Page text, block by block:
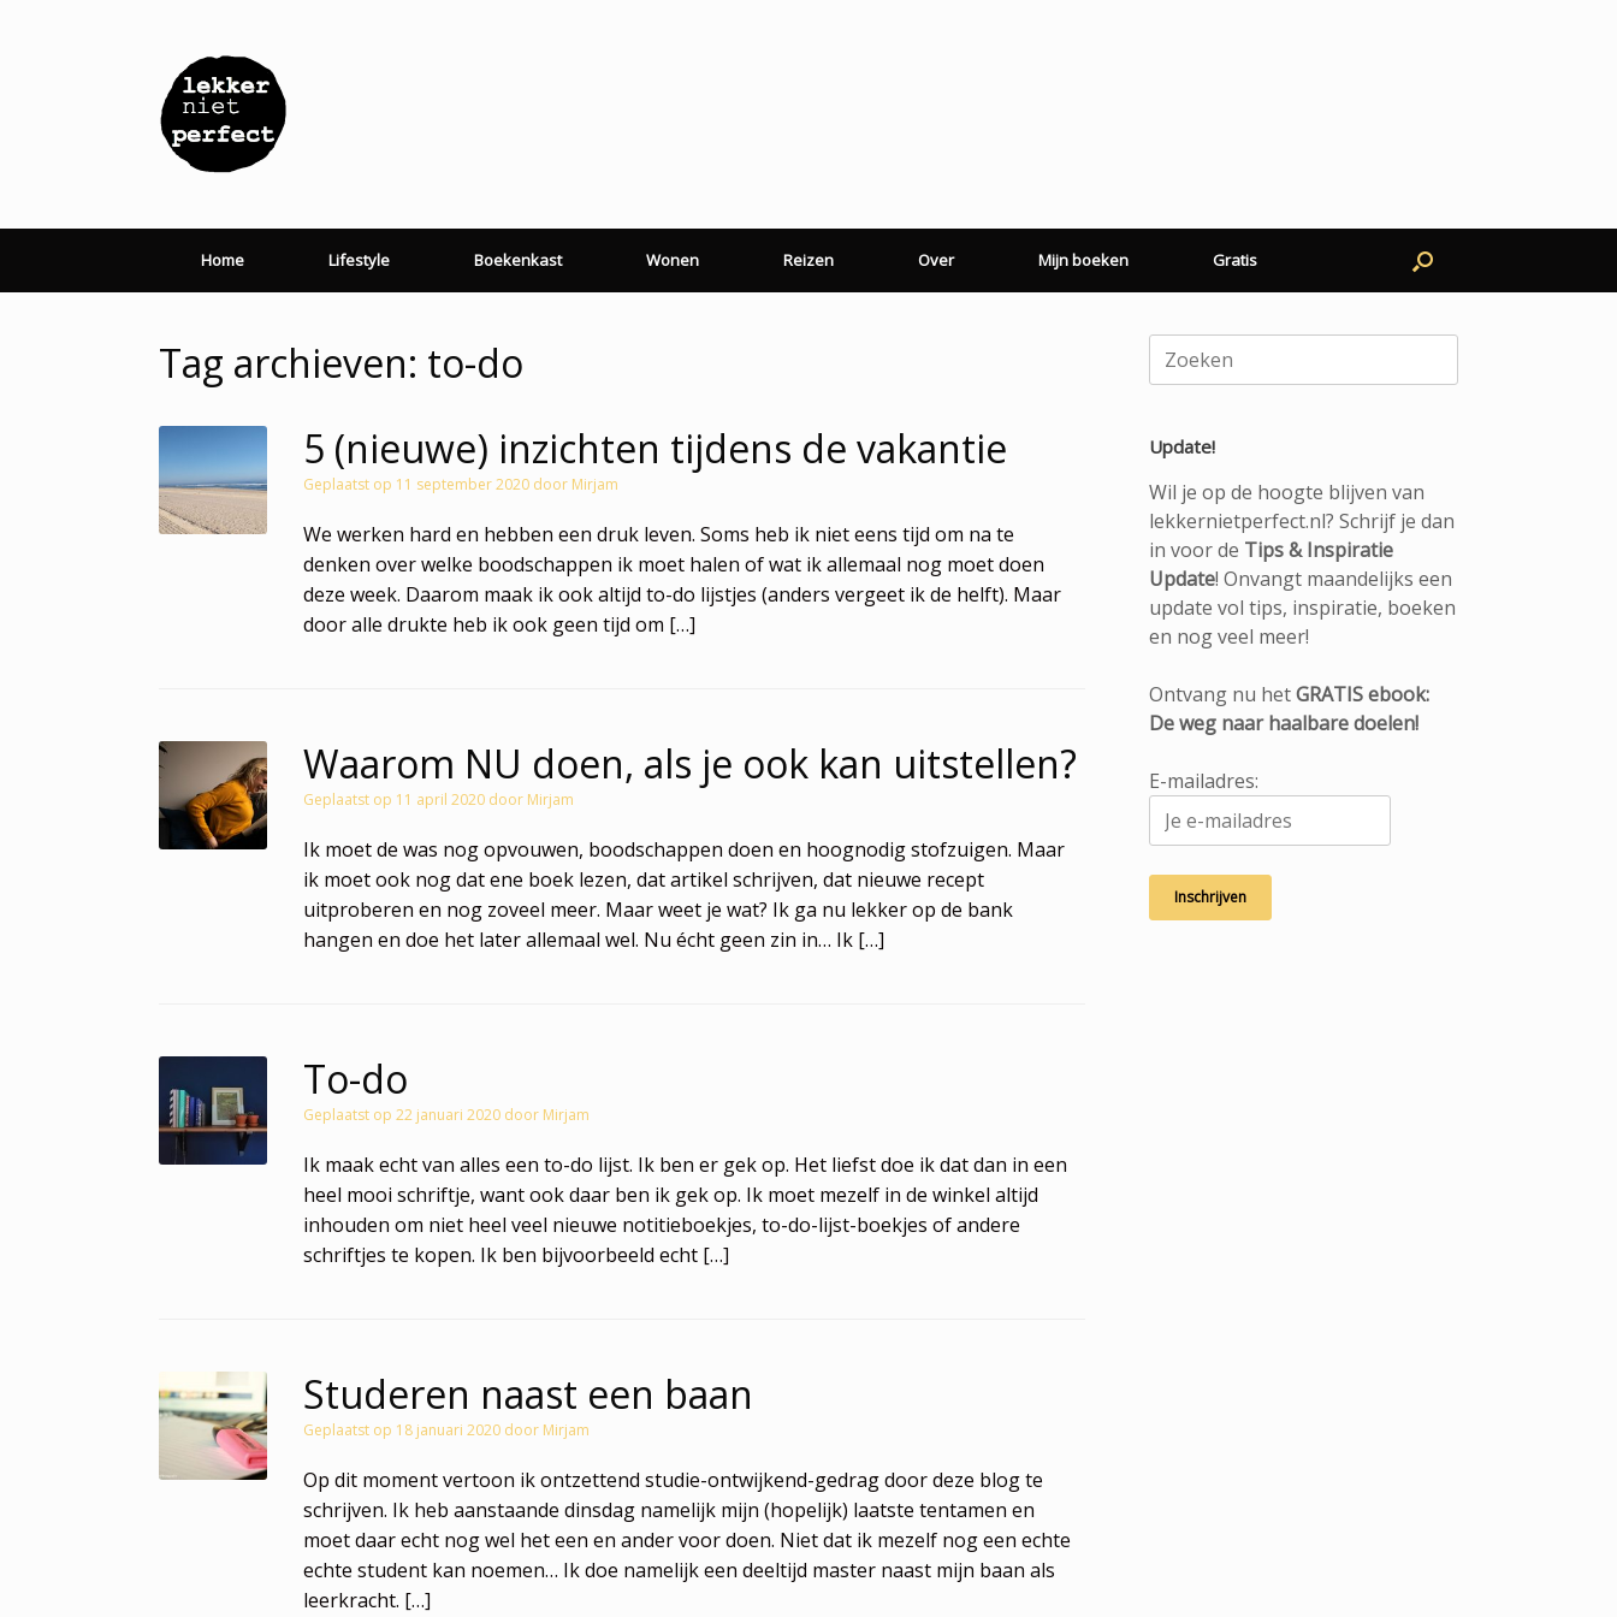
Home Lifestyle Boekenkast Wonen Reizen Over Mijn boeken Gratis
Tag archieven: to-do
5 (nieuwe) inzichten tijdens de vakantie
Geplaatst op 11 september 2020 door Mirjam
We werken hard en hebben een druk leven. Soms heb ik niet eens tijd om na te
denken over welke boodschappen ik moet halen of wat ik allemaal nog moet doen
deze week. Daarom maak ik ook altijd to-do lijstjes (anders vergeet ik de helft). Maar
door alle drukte heb ik ook geen tijd om […]
Waarom NU doen, als je ook kan uitstellen?
Geplaatst op 11 april 2020 door Mirjam
Ik moet de was nog opvouwen, boodschappen doen en hoognodig stofzuigen. Maar
ik moet ook nog dat ene boek lezen, dat artikel schrijven, dat nieuwe recept
uitproberen en nog zoveel meer. Maar weet je wat? Ik ga nu lekker op de bank
hangen en doe het later allemaal wel. Nu écht geen zin in… Ik […]
To-do
Geplaatst op22 januari 2020 door Mirjam
Ik maak echt van alles een to-do lijst. Ik ben er gek op. Het liefst doe ik dat dan in een
heel mooi schriftje, want ook daar ben ik gek op. Ik moet mezelf in de winkel altijd
inhouden om niet heel veel nieuwe notitieboekjes, to-do-lijst-boekjes of andere
schriftjes te kopen. Ik ben bijvoorbeeld echt […]
Studeren naast een baan
Geplaatst op 18 januari 2020 door Mirjam
Op dit moment vertoon ik ontzettend studie-ontwijkend-gedrag door deze blog te
schrijven. Ik heb aanstaande dinsdag namelijk mijn (hopelijk) laatste tentamen en
moet daar echt nog wel het een en ander voor doen. Niet dat ik mezelf nog een echte
echte student kan noemen… Ik doe namelijk een deeltijd master naast mijn baan als
leerkracht. […]
Zoeken
naar:
Update!
Wil je op de hoogte blijven van
lekkernietperfect.nl? Schrijf je dan
in voor de Tips & Inspiratie
Update! Onvangt maandelijks een
update vol tips, inspiratie, boeken
en nog veel meer!
Ontvang nu hetGRATIS ebook:
De weg naar haalbare doelen!
E-mailadres: